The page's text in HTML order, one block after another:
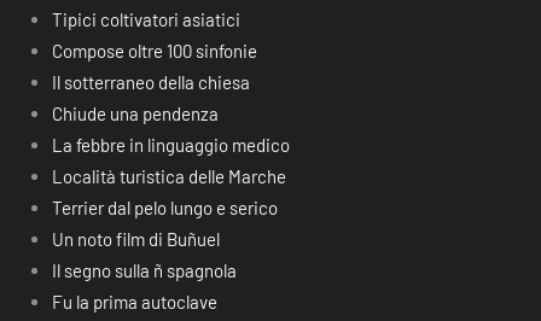
Tipici coltivatori asiatici
Compose oltre 100 sinfonie
Il sotterraneo della chiesa
Chiude una pendenza
La febbre in linguaggio medico
Località turistica delle Marche
Terrier dal pelo lungo e serico
Un noto film di Buñuel
Il segno sulla ñ spagnola
Fu la prima autoclave